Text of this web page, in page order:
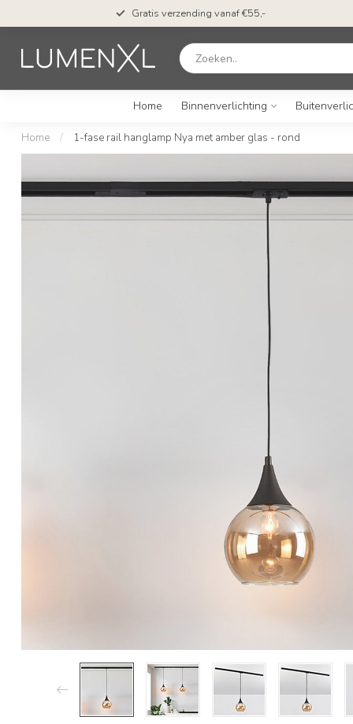
Gratis verzending vanaf €55,-
Home Binnenverlichting
Home / 1-fase rail hanglamp Nya met amber glas - rond